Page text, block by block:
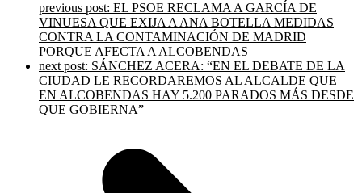
previous post: EL PSOE RECLAMA A GARCÍA DE
VINUESA QUE EXIJA A ANA BOTELLA MEDIDAS
CONTRA LA CONTAMINACIÓN DE MADRID
PORQUE AFECTA A ALCOBENDAS
next post: SÁNCHEZ ACERA: “EN EL DEBATE DE LA
CIUDAD LE RECORDAREMOS AL ALCALDE QUE
EN ALCOBENDAS HAY 5.200 PARADOS MÁS DESDE
QUE GOBIERNA”